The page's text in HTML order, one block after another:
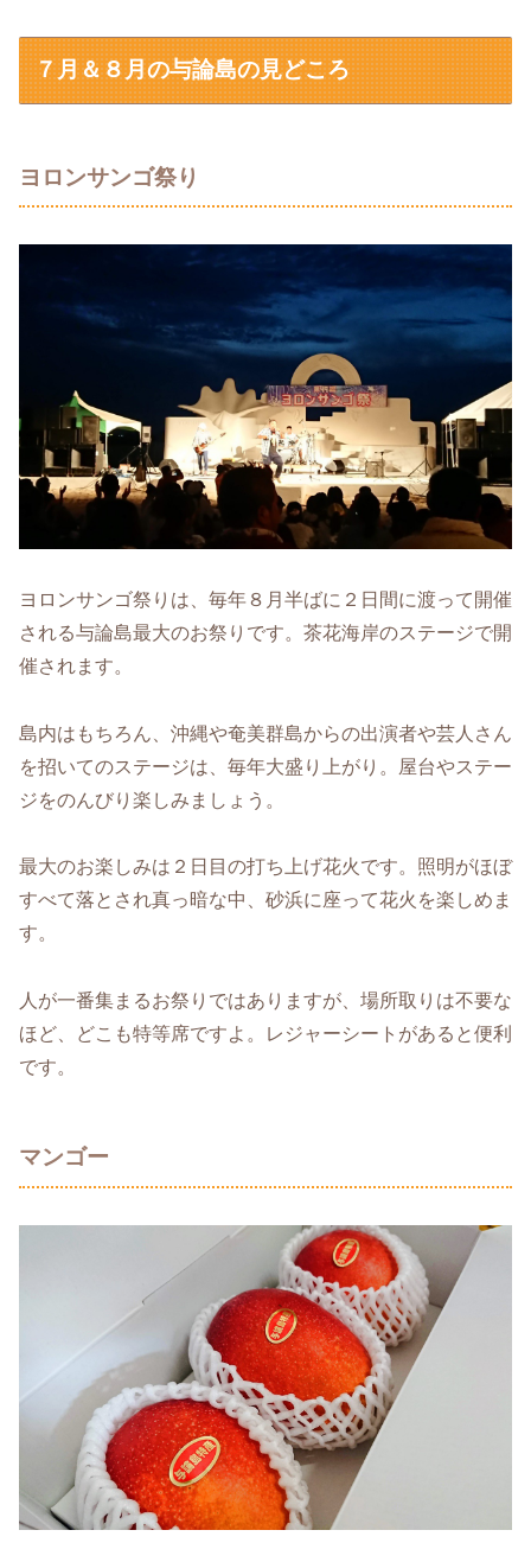
７月＆８月の与論島の見どころ
ヨロンサンゴ祭り
ヨロンサンゴ祭りは、毎年８月半ばに２日間に渡って開催
される与論島最大のお祭りです。茶花海岸のステージで開
催されます。
島内はもちろん、沖縄や奄美群島からの出演者や芸人さん
を招いてのステージは、毎年大盛り上がり。屋台やステー
ジをのんびり楽しみましょう。
最大のお楽しみは２日目の打ち上げ花火です。照明がほぼ
すべて落とされ真っ暗な中、砂浜に座って花火を楽しめま
す。
人が一番集まるお祭りではありますが、場所取りは不要な
ほど、どこも特等席ですよ。レジャーシートがあると便利
です。
マンゴー